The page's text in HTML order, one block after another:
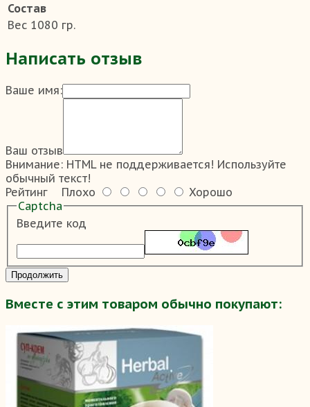
Состав
Вес 1080 гр.
Написать отзыв
Ваше имя:
Ваш отзыв
Внимание: HTML не поддерживается! Используйте
обычный текст!
Рейтинг Плохо
Хорошо
Captcha
Введите код
Продолжить
Вместе с этим товаром обычно покупают: